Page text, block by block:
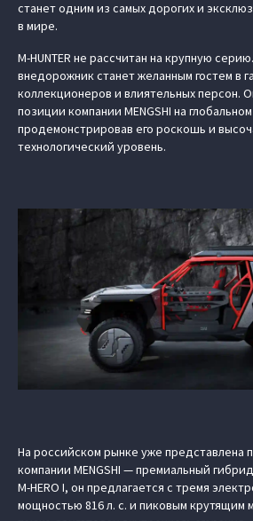
станет одним из самых дорогих и
в мире.
M-HUNTER не рассчитан на крупную
внедорожник станет желанным гостем в
коллекционеров и влиятельных персон.
позиции компании MENGSHI на
продемонстрировав его роскошь и
технологический уровень.
На российском рынке уже представлена
компании MENGSHI — премиальный
M‑HERO I, он предлагается с тремя
мощностью 816 л. с. и пиковым крутящим